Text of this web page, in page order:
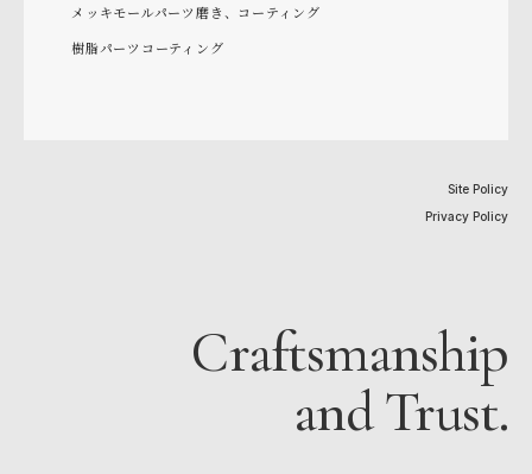
メッキモールパーツ磨き、コーティング
樹脂パーツコーティング
Site Policy
Privacy Policy
Craftsmanship
and Trust.